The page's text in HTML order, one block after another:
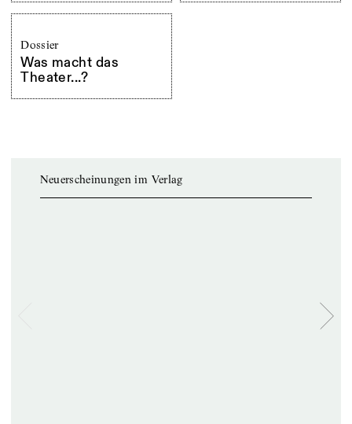
Dossier
Was macht das
Theater...?
Neuerscheinungen im Verlag